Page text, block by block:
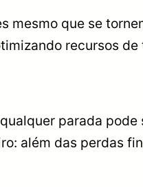
mesmo que se
recursos de
parada pode
além das perdas